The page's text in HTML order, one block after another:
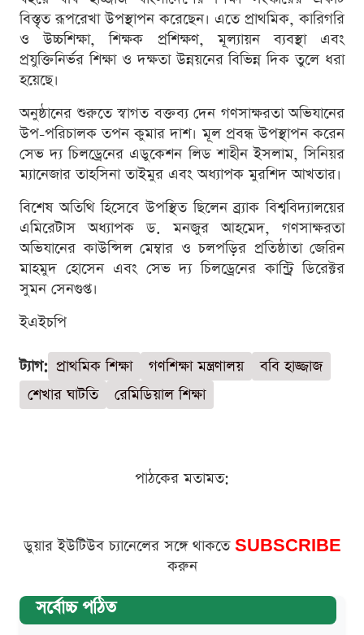
বিস্তৃত রূপরেখা উপস্থাপন করেছেন। এতে প্রাথমিক, কারিগরি
ও উচ্চশিক্ষা, শিক্ষক প্রশিক্ষণ, মূল্যায়ন ব্যবস্থা এবং
প্রযুক্তিনির্ভর শিক্ষা ও দক্ষতা উন্নয়নের বিভিন্ন দিক তুলে ধরা
হয়েছে।
অনুষ্ঠানের শুরুতে স্বাগত বক্তব্য দেন গণসাক্ষরতা অভিযানের
উপ-পরিচালক তপন কুমার দাশ। মূল প্রবন্ধ উপস্থাপন করেন
সেভ দ্য চিলড্রেনের এডুকেশন লিড শাহীন ইসলাম, সিনিয়র
ম্যানেজার তাহসিনা তাইমুর এবং অধ্যাপক মুরশিদ আখতার।
বিশেষ অতিথি হিসেবে উপস্থিত ছিলেন ব্র্যাক বিশ্ববিদ্যালয়ের
এমিরেটাস অধ্যাপক ড. মনজুর আহমেদ, গণসাক্ষরতা
অভিযানের কাউন্সিল মেম্বার ও চলপড়ির প্রতিষ্ঠাতা জেরিন
মাহমুদ হোসেন এবং সেভ দ্য চিলড্রেনের কান্ট্রি ডিরেক্টর
সুমন সেনগুপ্ত।
ইএইচপি
ট্যাগ: প্রাথমিক শিক্ষা গণশিক্ষা মন্ত্রণালয়
ববি হাজ্জাজ
শেখার ঘাটতি
রেমিডিয়াল শিক্ষা
পাঠকের মতামত:
ডুয়ার ইউটিউব চ্যানেলের সঙ্গে থাকতে SUBSCRIBE
করুন
সর্বোচ্চ পঠিত